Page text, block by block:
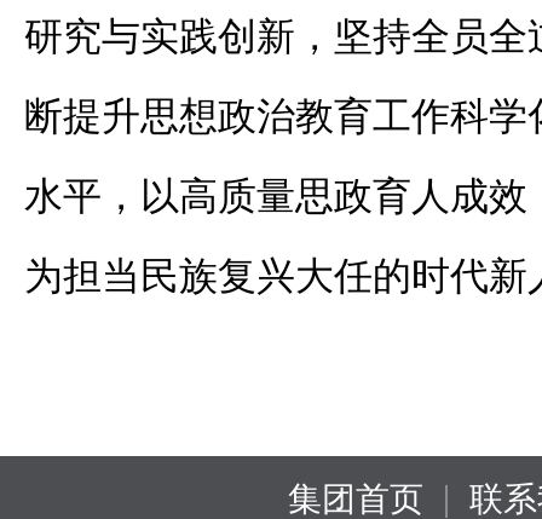
研究与实践创新，坚持全员
断提升思想政治教育工作科
水平，以高质量思政育人成
为担当民族复兴大任的时代新
集团首页 | 联